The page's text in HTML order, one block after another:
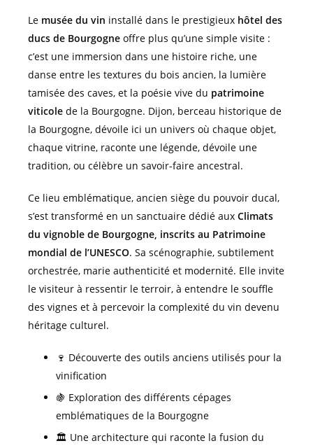
Le musée du vin installé dans le prestigieux hôtel des
ducs de Bourgogne offre plus qu’une simple visite :
c’est une immersion dans une histoire riche, une
danse entre les textures du bois ancien, la lumière
tamisée des caves, et la poésie vive du patrimoine
viticole de la Bourgogne. Dijon, berceau historique de
la Bourgogne, dévoile ici un univers où chaque objet,
chaque vitrine, raconte une légende, dévoile une
tradition, ou célèbre un savoir-faire ancestral.
Ce lieu emblématique, ancien siège du pouvoir ducal,
s’est transformé en un sanctuaire dédié aux Climats
du vignoble de Bourgogne, inscrits au Patrimoine
mondial de l’UNESCO. Sa scénographie, subtilement
orchestrée, marie authenticité et modernité. Elle invite
le visiteur à ressentir le terroir, à entendre le souffle
des vignes et à percevoir la complexité du vin devenu
héritage culturel.
🍷 Découverte des outils anciens utilisés pour la
vinification
🍇 Exploration des différents cépages
emblématiques de la Bourgogne
🏛 Une architecture qui raconte la fusion du